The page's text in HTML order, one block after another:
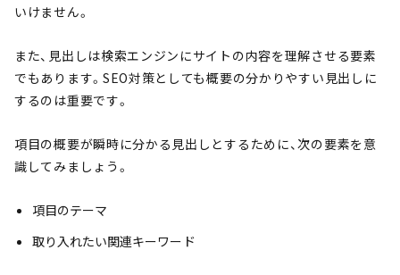
いけません。
また、見出しは検索エンジンにサイトの内容を理解させる要素
でもあります。SEO対策としても概要の分かりやすい見出しに
するのは重要です。
項目の概要が瞬時に分かる見出しとするために、次の要素を意
識してみましょう。
項目のテーマ
取り入れたい関連キーワード